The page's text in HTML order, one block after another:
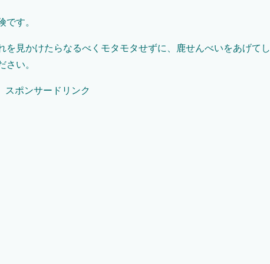
です。
見かけたらなるべくモタモタせずに、鹿せんべいをあげてし
さい。
スポンサードリンク